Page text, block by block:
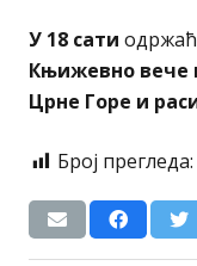
У 18 сати
Књижевно вече
Црне Горе и
Број прегледа: